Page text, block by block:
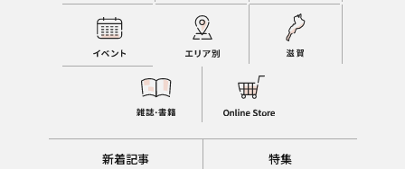
新着記事 特集